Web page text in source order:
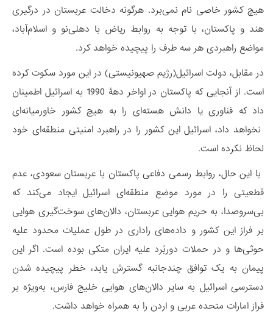
هیچ کشور خاصی نام نمی‌برد. هرگونه دخالت عربستان در درگیری
هند و پاکستان، با توجه به روابط ریاض با دهلی‌نو و اسلام‌آباد،
مواضع راهبردی هر سه طرف را پیچیده خواهد کرد.
در مقابل، دولت اسرائیل(رژیم صهیونیستی) در این مورد سکوت کرده
است. از آنجایی که پاکستان در اواخر دهۀ 1990 به اسرائیل اطمینان
داد که فناوری یا دانش هسته‌ای را به هیچ کشور خاورمیانه‌ای
نخواهد داد، اسرائیل این کشور را در راهبرد امنیتی منطقه‌ای خود
لحاظ نکرده است.
با این حال، روابط رسمی دفاعی پاکستان با عربستان سعودی، عدم
قطعیتی را در مورد موضع منطقه‌ای اسرائیل ایجاد می‌کند که
بی‌سروصدا، به حریم هوایی عربستان، دالان‌های سوخت‌گیری هوایی
بر فراز این کشور و داده‌های راداری در طول عملیات محدود علیه
حوثی‌ها و در حملات دوربُرد علیه ایران متکی بوده است. اگر این
پیمان به یک توافق چندجانبه گسترش یابد، خطر پیچیده شدن
دسترسی اسرائیل به سایر دالان‌های هوایی خلیج فارس، به‌ویژه بر
فراز امارات متحده عربی و اردن را به همراه خواهد داشت.